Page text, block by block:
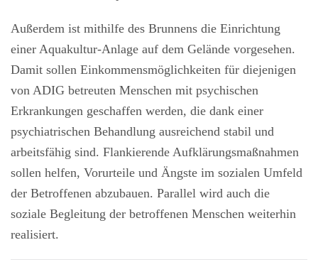
Außerdem ist mithilfe des Brunnens die Einrichtung
einer Aquakultur-Anlage auf dem Gelände vorgesehen.
Damit sollen Einkommensmöglichkeiten für diejenigen
von ADIG betreuten Menschen mit psychischen
Erkrankungen geschaffen werden, die dank einer
psychiatrischen Behandlung ausreichend stabil und
arbeitsfähig sind. Flankierende Aufklärungsmaßnahmen
sollen helfen, Vorurteile und Ängste im sozialen Umfeld
der Betroffenen abzubauen. Parallel wird auch die
soziale Begleitung der betroffenen Menschen weiterhin
realisiert.